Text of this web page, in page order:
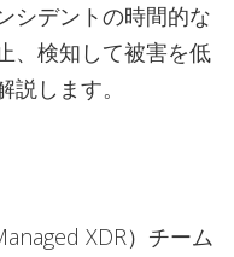
シデントの時間的な
、検知して被害を低
します。
XDR）チーム